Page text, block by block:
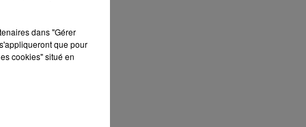
dans "Gérer
que pour
cookies" situé en